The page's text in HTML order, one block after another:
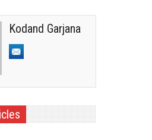
Kodand Garjana